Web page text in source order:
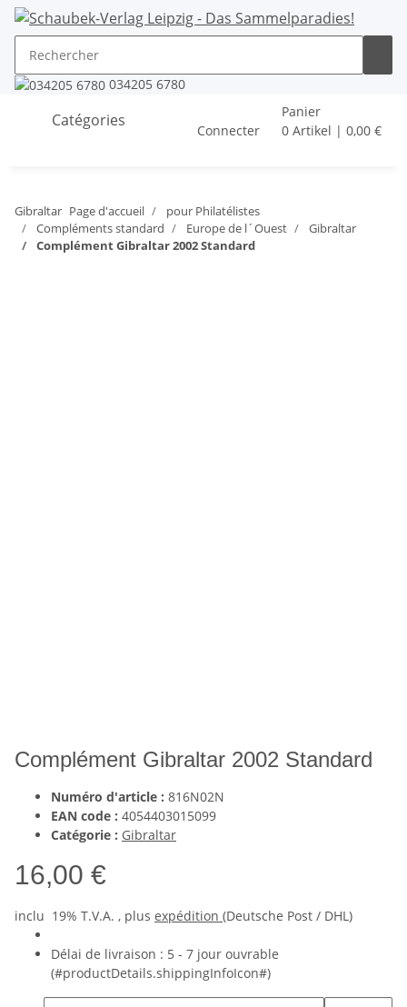
034205 6780
Catégories
Connecter
Panier
0 Artikel | 0,00 €
Gibraltar Page d'accueil
pour Philatélistes
Compléments standard
Europe de l´Ouest
Gibraltar
Complément Gibraltar 2002 Standard
Complément Gibraltar 2002 Standard
Numéro d'article : 816N02N
EAN code : 4054403015099
Catégorie : Gibraltar
16,00 €
inclu 19% T.V.A. , plus expédition (Deutsche Post / DHL)
Délai de livraison : 5 - 7 jour ouvrable
(#productDetails.shippingInfoIcon#)